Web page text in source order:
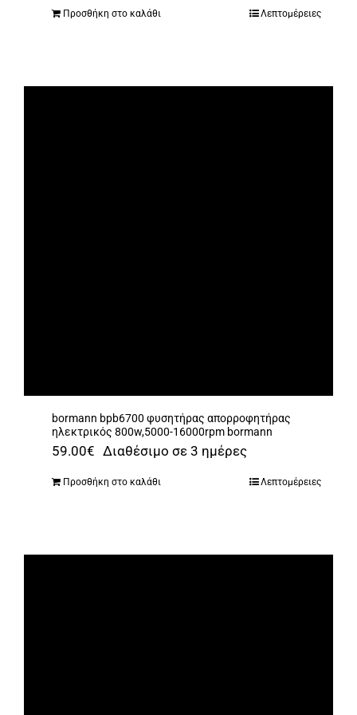
Προσθήκη στο καλάθι Λεπτομέρειες
bormann bpb6700 φυσητήρας απορροφητήρας
ηλεκτρικός 800w,5000-16000rpm bormann
59.00€ Διαθέσιμο σε 3 ημέρες
Προσθήκη στο καλάθι Λεπτομέρειες